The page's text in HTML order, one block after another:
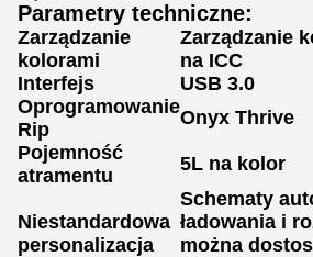
Parametry techniczne:
Zarządzanie
kolorami
Zarządzanie
na ICC
Interfejs
USB 3.0
Oprogramowanie
Rip
Onyx Thrive
Pojemność
atramentu
5L na kolor
Niestandardowa
personalizacja
Schematy
ładowania i
można